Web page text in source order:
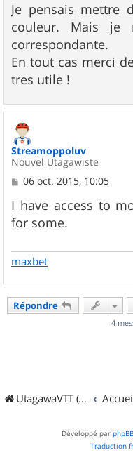
Je pensais mettre
couleur. Mais je
correspondante.
En tout cas merci
tres utile !
Streamoppoluv
Nouvel Utagawiste
M
s
s
a
06 oct. 2015, 10:05
I have access to
for some.
maxbet
Répondre
4
UtagawaVTT (Randos VTT et VTTAE avec traces GPS)
Développé par phpBB
Traduction